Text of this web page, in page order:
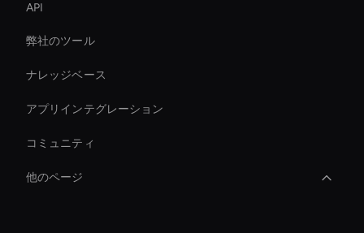
API
弊社のツール
ナレッジベース
アプリインテグレーション
コミュニティ
他のページ